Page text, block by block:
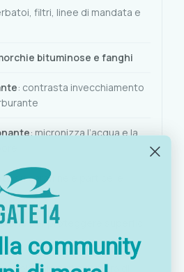
filtri, linee di mandata e
bituminose e fanghi
: contrasta invecchiamento
: micronizza l’acqua e la
su paraffine e particelle
per proteggere superfici
iniettori e camera di
community